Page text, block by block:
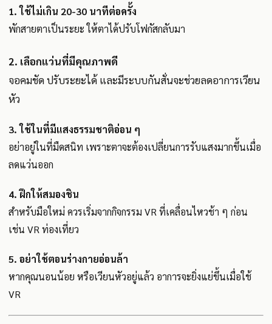
1. ใช้ไม่เกิน 20-30 นาทีต่อครั้ง
พักสายตาเป็นระยะ ให้ตาได้ปรับโฟกัสกลับมา
2. เลือกแว่นที่มีคุณภาพดี
จอคมชัด ปรับระยะได้ และมีระบบกันสั่นจะช่วยลดอาการเวียน
หัว
3. ใช้ในที่มีแสงธรรมชาติอ่อน ๆ
อย่าอยู่ในที่มืดสนิท เพราะตาจะต้องเปลี่ยนการรับแสงมากขึ้นเมื่อ
ลดแว่นออก
4. ฝึกให้สมองชิน
สำหรับมือใหม่ ควรเริ่มจากกิจกรรม VR ที่เคลื่อนไหวช้า ๆ ก่อน
เช่น VR ท่องเที่ยว
5. อย่าใช้ตอนร่างกายอ่อนล้า
หากคุณนอนน้อย หรือเวียนหัวอยู่แล้ว อาการจะยิ่งแย่ขึ้นเมื่อใช้
VR